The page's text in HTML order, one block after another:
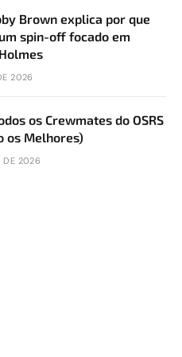
Brown explica por que
spin-off focado em
2026
os Crewmates do OSRS
os Melhores)
DE 2026